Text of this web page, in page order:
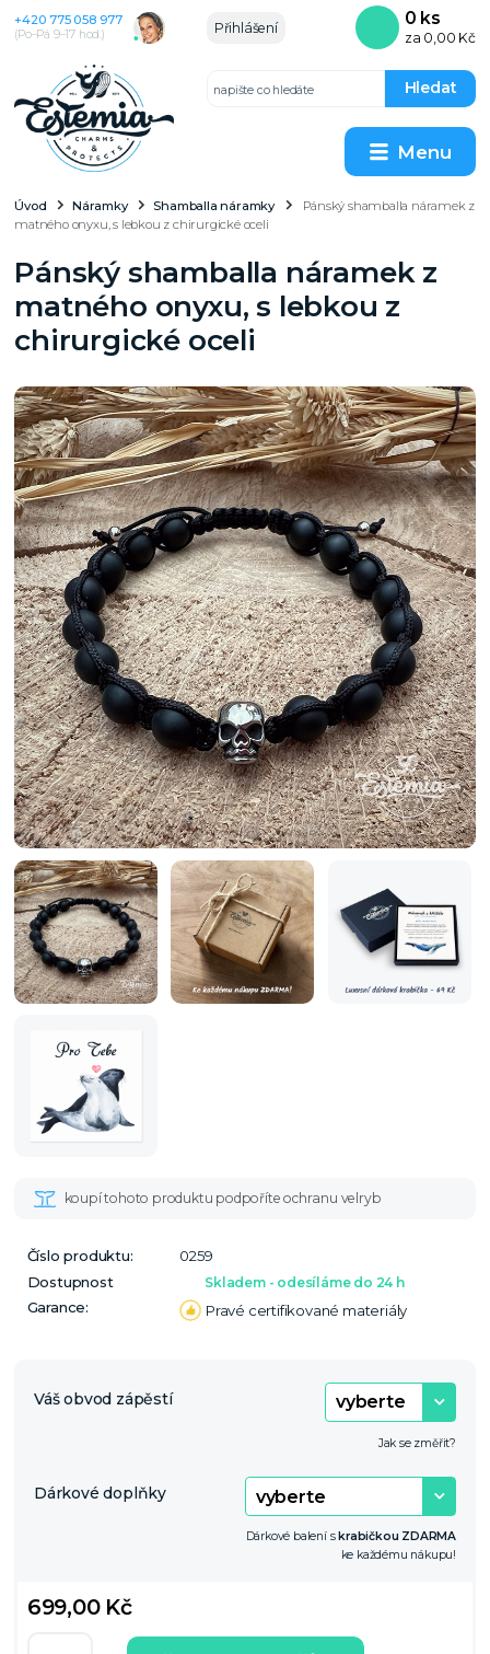
Menu
Přihlášení
Hledat
+420 775 058 977
(Po–Pá 9–17 hod.)
0 ks
za 0,00 Kč
Úvod Náramky Shamballa náramky
Pánský shamballa náramek z
matného onyxu, s lebkou z chirurgické oceli
Pánský shamballa náramek z
matného onyxu, s lebkou z
chirurgické oceli
Číslo produktu:
0259
Dostupnost
Skladem - odesíláme do 24 h
Garance: Pravé certifikované materiály
Váš obvod zápěstí
Jak se změřit?
Dárkové doplňky
Dárkové balení skrabičkou ZDARMA
ke každému nákupu!
699,00 Kč